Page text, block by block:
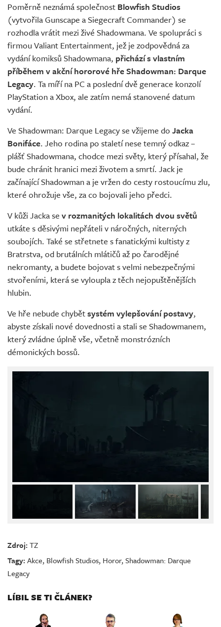
Poměrně neznámá společnost Blowfish Studios
(vytvořila Gunscape a Siegecraft Commander) se
rozhodla vrátit mezi živé Shadowmana. Ve spolupráci s
firmou Valiant Entertainment, jež je zodpovědná za
vydání komiksů Shadowmana, přichází s vlastním
příběhem v akční hororové hře Shadowman: Darque
Legacy. Ta míří na PC a poslední dvě generace konzolí
PlayStation a Xbox, ale zatím nemá stanovené datum
vydání.
Ve Shadowman: Darque Legacy se vžijeme do Jacka
Bonifáce. Jeho rodina po staletí nese temný odkaz –
plášť Shadowmana, chodce mezi světy, který přísahal, že
bude chránit hranici mezi životem a smrtí. Jack je
začínající Shadowman a je vržen do cesty rostoucímu zlu,
které ohrožuje vše, za co bojovali jeho předci.
V kůži Jacka se v rozmanitých lokalitách dvou světů
utkáte s děsivými nepřáteli v náročných, niterných
soubojích. Také se střetnete s fanatickými kultisty z
Bratrstva, od brutálních mlátičů až po čarodějné
nekromanty, a budete bojovat s velmi nebezpečnými
stvořeními, která se vyloupla z těch nejopuštěnějších
hlubin.
Ve hře nebude chybětsystém vylepšování postavy,
abyste získali nové dovednosti a stali se Shadowmanem,
který zvládne úplně vše, včetně monstrózních
démonických bossů.
Zdroj:TZ
Tagy:Akce, Blowfish Studios, Horor,Shadowman: Darque
Legacy
LÍBIL SE TI ČLÁNEK?